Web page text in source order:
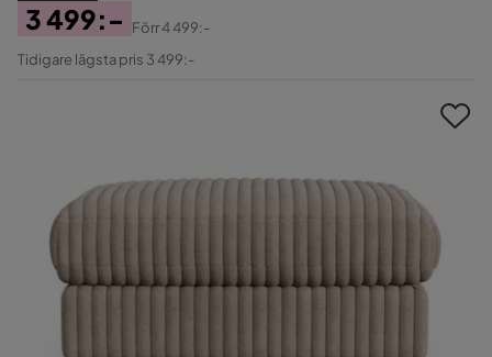
Pris
3 499:-
Original
Förr4 499:-
Tidigare lägsta pris 3 499:-